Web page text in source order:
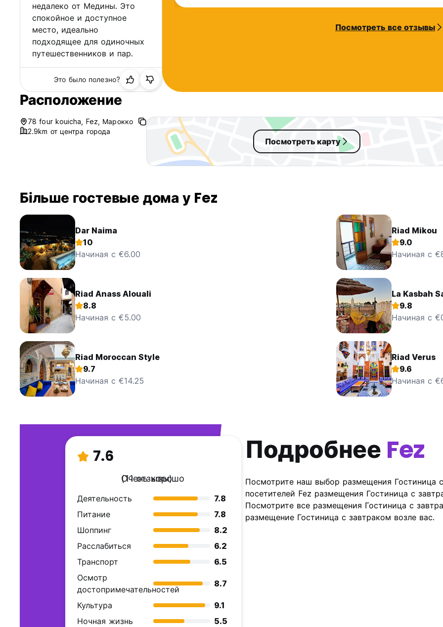
недалеко от Медины. Это
спокойное и доступное
место, идеально
подходящее для одиночных
путешественников и пар.
Это было полезно?
Chefchaouen was organised by the host. We highly recommend the place
Посмотреть все отзывы
Расположение
78 four kouicha, Fez, Марокко
2.9km от центра города
Посмотреть карту
Більше гостевые дома у Fez
Dar Naima
10
Начиная с €6.00
Riad Mikou
9.0
Начиная с
Riad Anass Alouali
8.8
Начиная с €5.00
La Kasbah
9.8
Начиная с
Riad Moroccan Style
9.7
Начиная с €14.25
Riad Verus
9.6
Начиная с
7.6
Очень хорошо
(11 отзывы)
Деятельность
7.8
Питание
7.8
Шоппинг
8.2
Расслабиться
6.2
Транспорт
6.5
Осмотр
достопримечательностей
8.7
Культура
9.1
Ночная жизнь
5.5
Подробнее Fez
Посмотрите наш выбор размещения Гостиница
посетителей Fez размещения Гостиница с
Посмотрите все размещения Гостиница с
размещение Гостиница с завтраком возле вас.